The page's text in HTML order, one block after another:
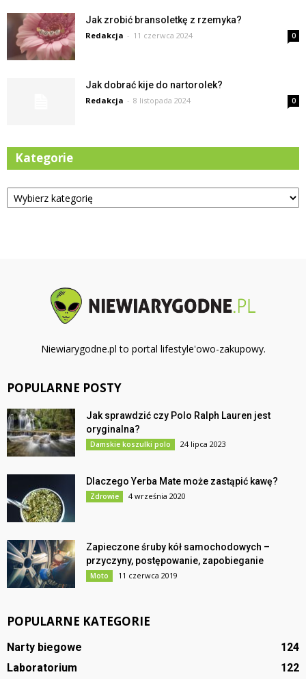
Jak zrobić bransoletkę z rzemyka?
Redakcja - 11 czerwca 2024 0
Jak dobrać kije do nartorolek?
Redakcja - 8 listopada 2024 0
Kategorie
Kategorie
Niewiarygodne.pl to portal lifestyle'owo-zakupowy.
POPULARNE POSTY
Jak sprawdzić czy Polo Ralph Lauren jest
oryginalna?
Damskie koszulki polo 24 lipca 2023
Dlaczego Yerba Mate może zastąpić kawę?
Zdrowie 4 września 2020
Zapieczone śruby kół samochodowych –
przyczyny, postępowanie, zapobieganie
Moto 11 czerwca 2019
POPULARNE KATEGORIE
Narty biegowe
124
Laboratorium
122